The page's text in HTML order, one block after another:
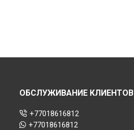
ОБСЛУЖИВАНИЕ КЛИЕНТОВ
+77018616812
+77018616812